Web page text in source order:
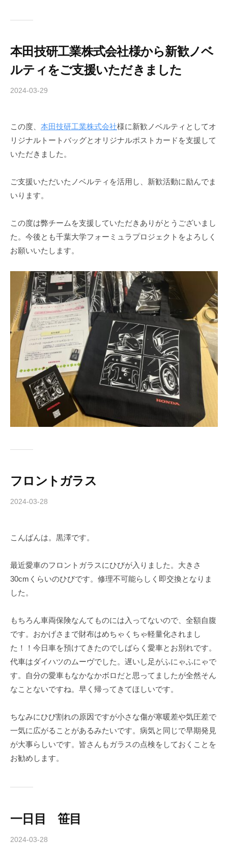
本田技研工業株式会社様から新歓ノベ
ルティをご支援いただきました
2024-03-29
h
i
b
m
u
この度、 本田技研工業株式会社様に新歓ノベルティとしてオ
リジナルトートバッグとオリジナルポストカードを支援して
いただきました。
ご支援いただいたノベルティを活用し、新歓活動に励んでま
いります。
この度は弊チームを支援していただきありがとうございまし
た。今後とも千葉大学フォーミュラプロジェクトをよろしく
お願いいたします。
フロントガラス
2024-03-28
h
b
r
m
u
l
a
こんばんは。黒澤です。
最近愛車のフロントガラスにひびが入りました。大きさ
30cmくらいのひびです。修理不可能らしく即交換となりま
した。
もちろん車両保険なんてものには入ってないので、全額自腹
です。おかげさまで財布はめちゃくちゃ軽量化されまし
た！！今日車を預けてきたのでしばらく愛車とお別れです。
代車はダイハツのムーヴでした。遅いし足がふにゃふにゃで
す。自分の愛車もなかなかボロだと思ってましたが全然そん
なことないですね。早く帰ってきてほしいです。
ちなみにひび割れの原因ですが小さな傷が寒暖差や気圧差で
一気に広がることがあるみたいです。病気と同じで早期発見
が大事らしいです。皆さんもガラスの点検をしておくことを
お勧めします。
一日目 笹目
2024-03-28